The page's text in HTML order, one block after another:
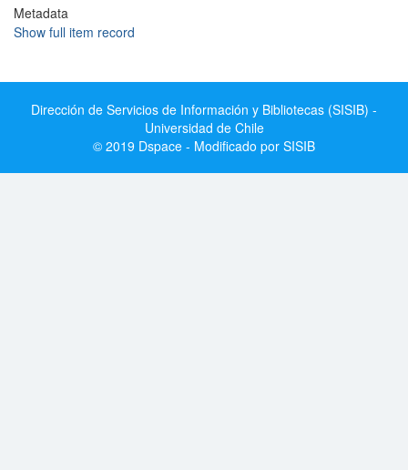
Metadata
Show full item record
Dirección de Servicios de Información y Bibliotecas (SISIB) -
Universidad de Chile
© 2019 Dspace - Modificado por SISIB